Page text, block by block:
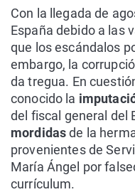
Con la llegada de
España debido a las
que los escándalos
embargo, la
da tregua. En
conocido la
del fiscal general del
mordidasde la
provenientes de
María Ángel por
currículum.